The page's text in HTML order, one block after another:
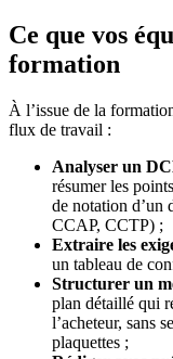
Ce que vos
formation
À l’issue de la
flux de travail :
Analyser un
résumer les
de notation d’un
CCAP, CCTP) ;
Extraire les
un tableau de
Structurer un
plan détaillé qui
l’acheteur, sans
plaquettes ;